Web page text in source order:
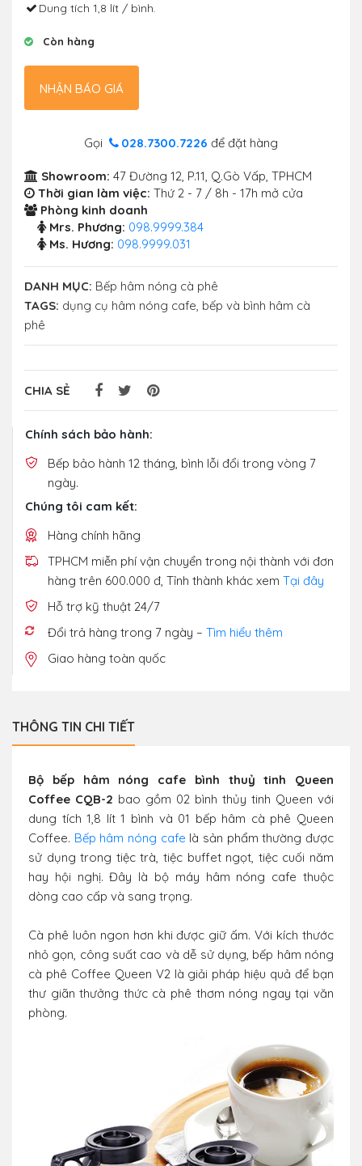
Dung tích 1,8 lít / bình.
Còn hàng
NHẬN BÁO GIÁ
Gọi 028.7300.7226 để đặt hàng
Showroom: 47 Đường 12, P.11, Q.Gò Vấp, TPHCM
Thời gian làm việc: Thứ 2 - 7 / 8h - 17h mở cửa
Phòng kinh doanh
Mrs. Phương: 098.9999.384
Ms. Hương: 098.9999.031
DANH MỤC: Bếp hâm nóng cà phê
TAGS: dụng cụ hâm nóng cafe, bếp và bình hâm cà
phê
CHIA SẺ
Chính sách bảo hành:
Bếp bảo hành 12 tháng, bình lỗi đổi trong vòng 7
ngày.
Chúng tôi cam kết:
Hàng chính hãng
TPHCM miễn phí vận chuyển trong nội thành với đơn
hàng trên 600.000 đ, Tỉnh thành khác xem Tại đây
Hỗ trợ kỹ thuật 24/7
Đổi trả hàng trong 7 ngày – Tìm hiểu thêm
Giao hàng toàn quốc
THÔNG TIN CHI TIẾT
Bộ bếp hâm nóng cafe bình thuỷ tinh Queen
Coffee CQB-2 bao gồm 02 bình thủy tinh Queen với
dung tích 1,8 lít 1 bình và 01 bếp hâm cà phê Queen
Coffee. Bếp hâm nóng cafe là sản phẩm thường được
sử dụng trong tiệc trà, tiệc buffet ngọt, tiệc cuối năm
hay hội nghị. Đây là bộ máy hâm nóng cafe thuộc
dòng cao cấp và sang trọng.
Cà phê luôn ngon hơn khi được giữ ấm. Với kích thước
nhỏ gọn, công suất cao và dễ sử dụng, bếp hâm nóng
cà phê Coffee Queen V2 là giải pháp hiệu quả để bạn
thư giãn thưởng thức cà phê thơm nóng ngay tại văn
phòng.